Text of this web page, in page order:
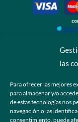
las
Para ofrecer las mejores
para almacenar y/o
de estas tecnologías nos
navegación o las
consentimiento, puede
 +52 55
